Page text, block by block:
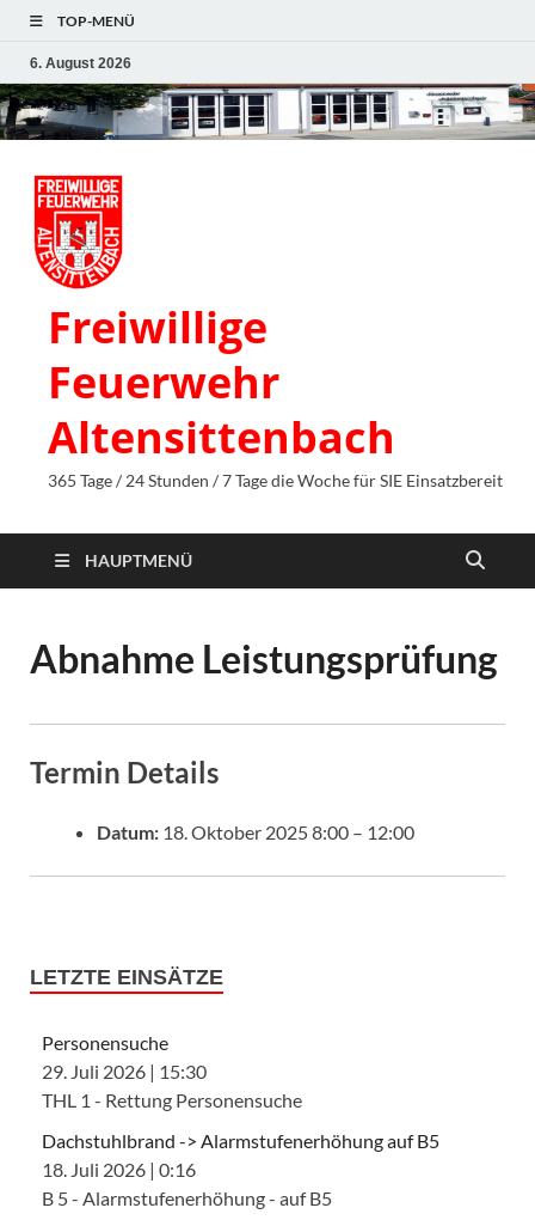
TOP-MENÜ
6. August 2026
Freiwillige
Feuerwehr
Altensittenbach
365 Tage / 24 Stunden / 7 Tage die Woche für SIE Einsatzbereit
HAUPTMENÜ
Abnahme Leistungsprüfung
Termin Details
Datum: 18. Oktober 2025 8:00 – 12:00
LETZTE EINSÄTZE
Personensuche
29. Juli 2026 | 15:30
THL 1 - Rettung Personensuche
Dachstuhlbrand -> Alarmstufenerhöhung auf B5
18. Juli 2026 | 0:16
B 5 - Alarmstufenerhöhung - auf B5